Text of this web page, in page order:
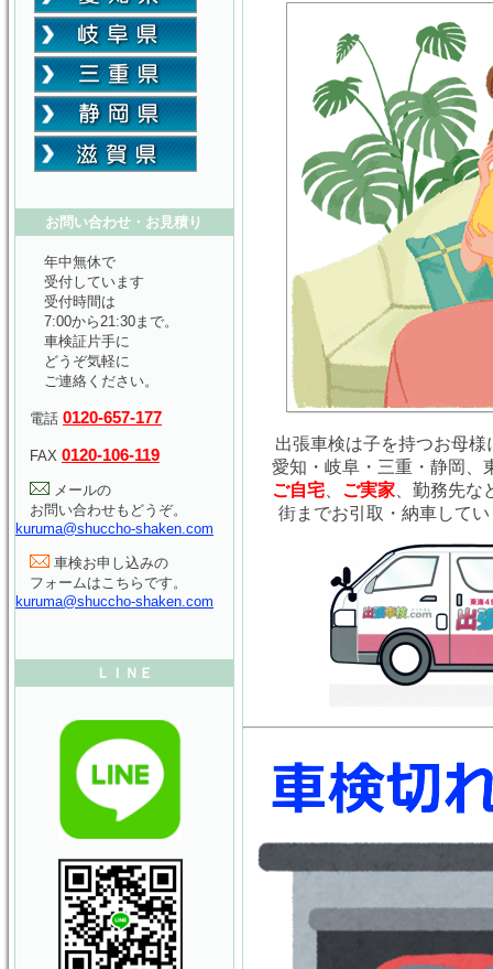
出張車検は子を持つお母様
愛知・岐阜・三重・静岡、
ご自宅
ご実家 、勤務先な
街までお引取・納車してい
お問い合わせ・お見積り
年中無休で
受付しています
受付時間は
7:00から21:30まで。
車検証片手に
どうぞ気軽に
ご連絡ください。
電話 0120-657-177
FAX 0120-106-119
メールの
お問い合わせもどうぞ。
kuruma@shuccho-shaken.com
車検お申し込みの
フォームはこちらです。
kuruma@shuccho-shaken.com
ＬＩＮＥ